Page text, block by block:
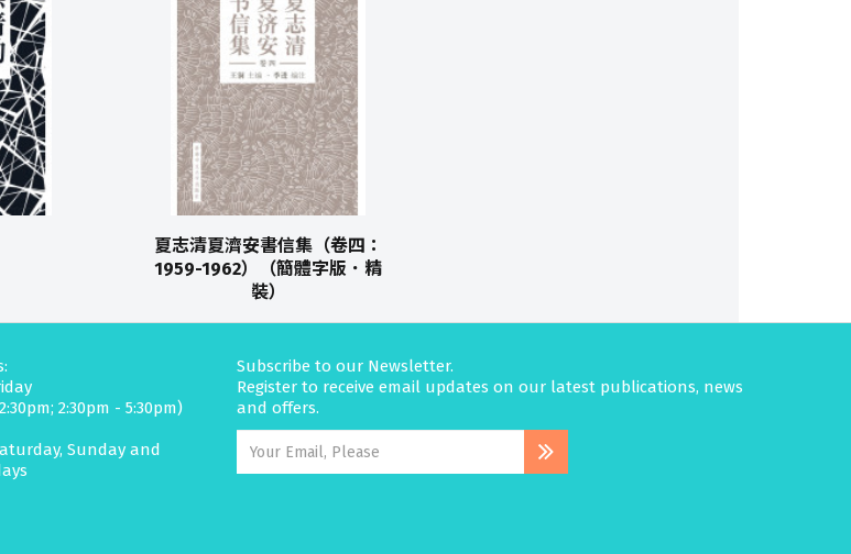
夏志清夏濟安書信集（卷四：
1959-1962）（簡體字版．精
裝）
2:30pm - 5:30pm)
Sunday and
Subscribe to our Newsletter.
Register to receive email updates on our latest publications, news
and offers.